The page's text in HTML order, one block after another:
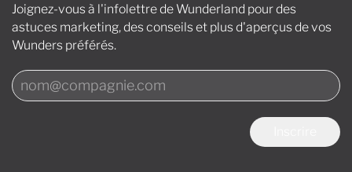
Joignez-vous à l'infolettre de Wunderland pour des
astuces marketing, des conseils et plus d'aperçus de vos
Wunders préférés.